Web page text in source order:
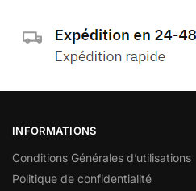
INFORMATIONS
Conditions Générales d’utilisations
Politique de confidentialité